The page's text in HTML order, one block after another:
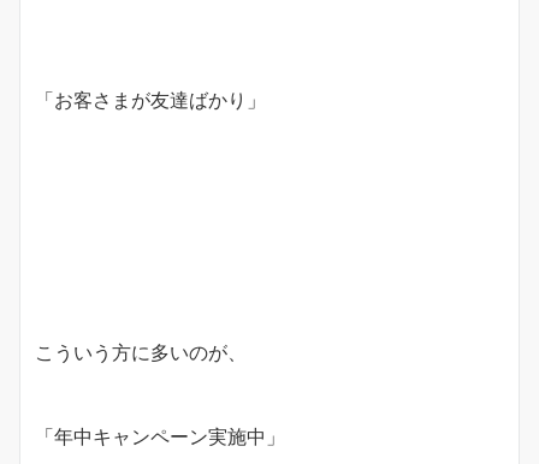
「お客さまが友達ばかり」
こういう方に多いのが、
「年中キャンペーン実施中」